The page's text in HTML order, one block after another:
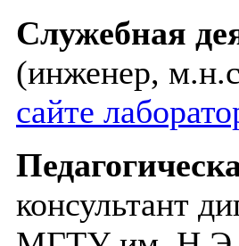
Служебная
(инженер,
сайте
консультант